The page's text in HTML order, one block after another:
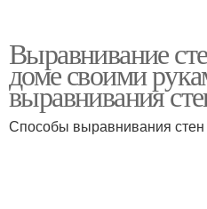
Выравнивание
доме своими
выравнивания
Способы выравнивания стен